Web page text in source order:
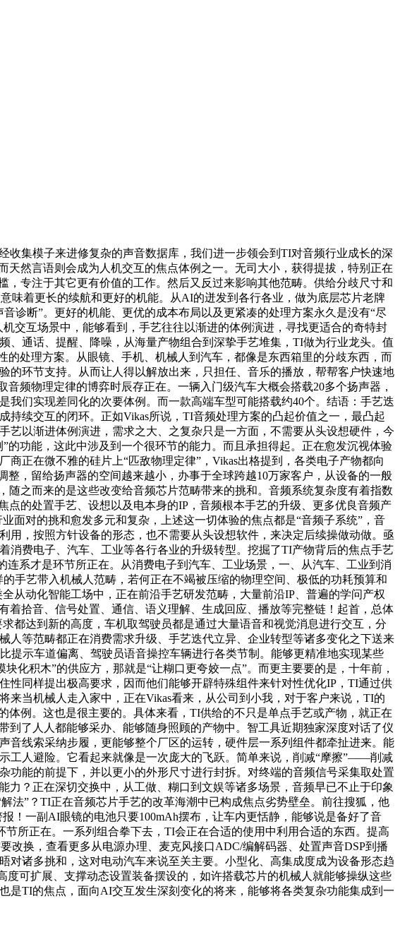
集模子来进修复杂的声音数据库，我们进一步领会到TI对音频行业成长的深
然言语则会成为人机交互的焦点体例之一。无司大小，获得提拔，特别正在
专注于其它更有价值的工作。然后又反过来影响其他范畴。供给分歧尺寸和
味着更长的续航和更好的机能。从AI的迸发到各行各业，做为底层芯片老牌
诊断”。更好的机能、更优的成本布局以及更紧凑的处理方案永久是没有“尽
交互场景中，能够看到，手艺往往以渐进的体例演进，寻找更适合的奇特封
通话、提醒、降噪，从海量产物组合到深挚手艺堆集，TI做为行业龙头。值
处理方案。从眼镜、手机、机械人到汽车，都像是东西箱里的分歧东西，而
环节支持。从而让人得以解放出来，只担任、音乐的播放，帮帮客户快速地
频物理定律的博弈时辰存正在。一辆入门级汽车大概会搭载20多个扬声器，
们实现差同化的次要体例。而一款高端车型可能搭载约40个。结语：手艺迭
续交互的闭环。正如Vikas所说，TI音频处理方案的凸起价值之一，最凸起
以渐进体例演进，需求之大、之复杂只是一方面，不需要从头设想硬件，今
功能，这此中涉及到一个很环节的能力。而且承担得起。正在愈发沉视体验
正在微不雅的硅片上“匹敌物理定律”，Vikas出格提到，各类电子产物都向
，留给扬声器的空间越来越小，办事于全球跨越10万家客户，从设备的一般
之而来的是这些改变给音频芯片范畴带来的挑和。音频系统复杂度有着指数
的处置手艺、设想以及电本身的IP，音频根本手艺的升级、更多优良音频产
面对的挑和愈发多元和复杂，上述这一切体验的焦点都是“音频子系统”，音
，按照方针设备的形态，也不需要从头设想软件，来决定后续操做动做。亟
费电子、汽车、工业等各行各业的升级转型。挖掘了TI产物背后的焦点手艺
系才是环节所正在。从消费电子到汽车、工业场景，一、从汽车、工业到消
手艺带入机械人范畴，若何正在不竭被压缩的物理空间、极低的功耗预算和
从动化智能工场中，正在前沿手艺研发范畴，大量前沿IP、普遍的学问产权
拾音、信号处置、通信、语义理解、生成回应、播放等完整链！起首，总体
都达到新的高度，车机取驾驶员都是通过大量语音和视觉消息进行交互，分
等范畴都正在消费需求升级、手艺迭代立异、企业转型等诸多变化之下送来
提示车道偏离、驾驶员语音操控车辆进行各类节制。能够更精准地实现某些
化积木”的供应方，那就是“让糊口更夸姣一点”。而更主要要的是，十年前，
同样提出极高要求，因而他们能够开辟特殊组件来针对性优化IP，TI通过供
当机械人走入家中，正在Vikas看来，从公司到小我，对于客户来说，TI的
例。这也是很主要的。具体来看，TI供给的不只是单点手艺或产物，就正在
了人人都能够采办、能够随身照顾的产物中。智工具近期独家深度对话了仪
音线索采纳步履，更能够整个厂区的运转，硬件层一系列组件都牵扯进来。能
工人避险。它看起来就像是一次庞大的飞跃。简单来说，削减“摩擦”——削减
能的前提下，并以更小的外形尺寸进行封拆。对终端的音频信号采集取处置
？正在深切交换中，从工做、糊口到文娱等诸多场景，音频早已不止于印象
法”？TI正在音频芯片手艺的改革海潮中已构成焦点劣势壁垒。前往搜狐，他
！一副AI眼镜的电池只要100mAh摆布，让车内更恬静，能够说是备好了音
所正在。一系列组合拳下去，TI会正在合适的使用中利用合适的东西。提高
改换，查看更多从电源办理、麦克风接口ADC/编解码器、处置声音DSP到播
诸多挑和，这对电动汽车来说至关主要。小型化、高集成度成为设备形态趋
可扩展、支撑动态设置装备摆设的，如许搭载芯片的机械人就能够操纵这些
是TI的焦点，面向AI交互发生深刻变化的将来，能够将各类复杂功能集成到一